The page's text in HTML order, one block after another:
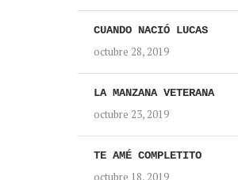
CUANDO NACIÓ LUCAS
octubre 28, 2019
LA MANZANA VETERANA
octubre 23, 2019
TE AMÉ COMPLETITO
octubre 18, 2019